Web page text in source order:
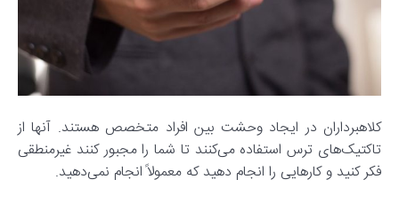
کلاهبرداران در ایجاد وحشت بین افراد متخصص هستند. آنها از
تاکتیک‌های ترس استفاده می‌کنند تا شما را مجبور کنند غیرمنطقی
فکر کنید و کارهایی را انجام دهید که معمولاً انجام نمی‌دهید.